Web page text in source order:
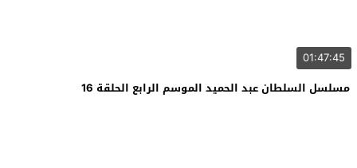
01:47:45
مسلسل السلطان عبد الحميد الموسم الرابع الحلقة 16